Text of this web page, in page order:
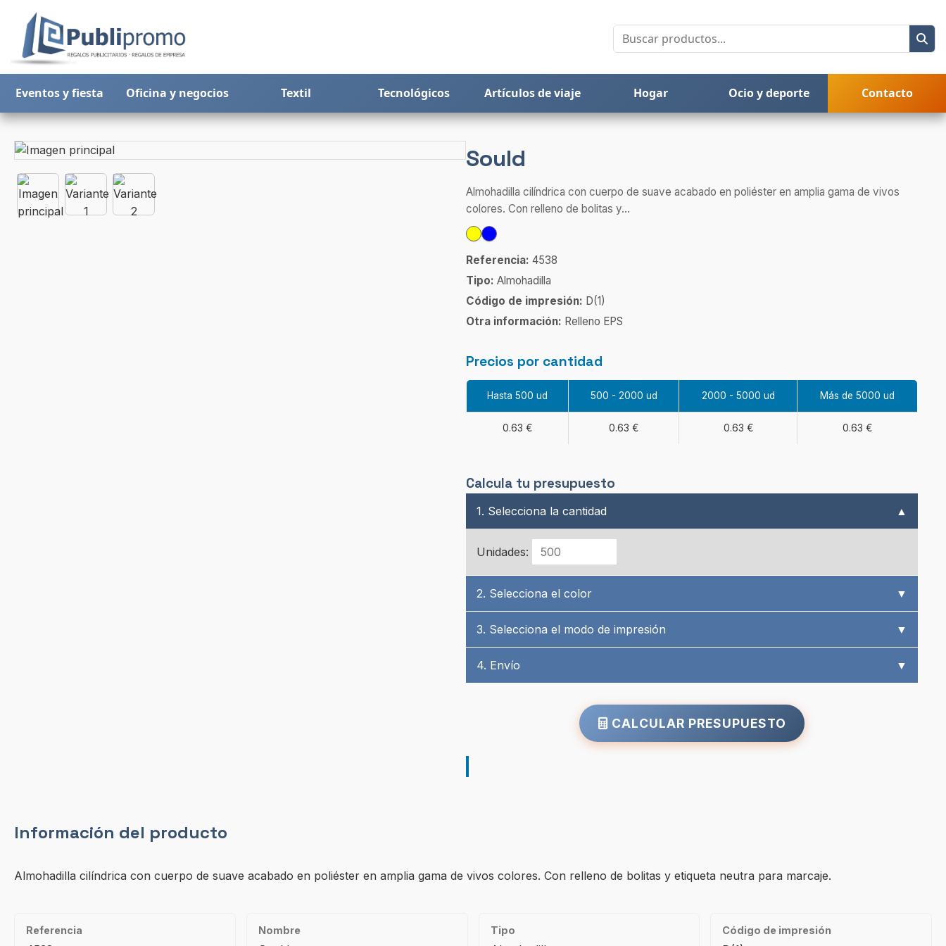
Eventos y fiesta Oficina y negocios Textil Tecnológicos Artículos de viaje Hogar Ocio y deporte Contacto
Sould
Almohadilla cilíndrica con cuerpo de suave acabado en poliéster en amplia gama de vivos
colores. Con relleno de bolitas y...
Referencia: 4538
Tipo: Almohadilla
Código de impresión: D(1)
Otra información: Relleno EPS
Precios por cantidad
Hasta 500 ud 500 - 2000 ud 2000 - 5000 ud Más de 5000 ud
0.63 € 0.63 € 0.63 € 0.63 €
Calcula tu presupuesto
1. Selecciona la cantidad ▲
Unidades:
2. Selecciona el color ▼
3. Selecciona el modo de impresión ▼
4. Envío ▼
CALCULAR PRESUPUESTO
Información del producto
Almohadilla cilíndrica con cuerpo de suave acabado en poliéster en amplia gama de vivos colores. Con relleno de bolitas y etiqueta neutra para marcaje.
Referencia Nombre Tipo Código de impresión